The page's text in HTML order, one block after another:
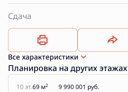
Сдача
Все характеристики
Планировка на других этажах
10 эт.69 м2 9 990 001 руб.